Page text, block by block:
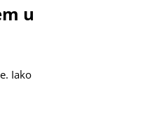
u
Iako